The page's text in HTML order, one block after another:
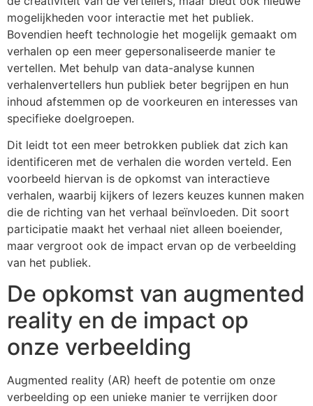
mogelijkheden voor interactie met het publiek.
Bovendien heeft technologie het mogelijk gemaakt om
verhalen op een meer gepersonaliseerde manier te
vertellen. Met behulp van data-analyse kunnen
verhalenvertellers hun publiek beter begrijpen en hun
inhoud afstemmen op de voorkeuren en interesses van
specifieke doelgroepen.
Dit leidt tot een meer betrokken publiek dat zich kan
identificeren met de verhalen die worden verteld. Een
voorbeeld hiervan is de opkomst van interactieve
verhalen, waarbij kijkers of lezers keuzes kunnen maken
die de richting van het verhaal beïnvloeden. Dit soort
participatie maakt het verhaal niet alleen boeiender,
maar vergroot ook de impact ervan op de verbeelding
van het publiek.
De opkomst van augmented
reality en de impact op
onze verbeelding
Augmented reality (AR) heeft de potentie om onze
verbeelding op een unieke manier te verrijken door